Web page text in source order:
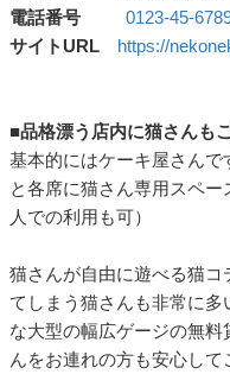
電話番号
0123-45-
サイトURL https://
■品格漂う店内に猫さんも
基本的にはケーキ屋さん
と各席に猫さん専用スペ
人での利用も可）
猫さんが自由に遊べる猫
てしまう猫さんも非常に
な大型の幅広ゲージの無
んをお連れの方も安心して